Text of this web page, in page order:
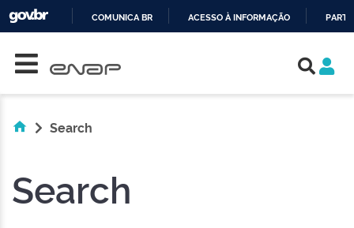
COMUNICA BR ACESSO À INFORMAÇÃO
Search
Search